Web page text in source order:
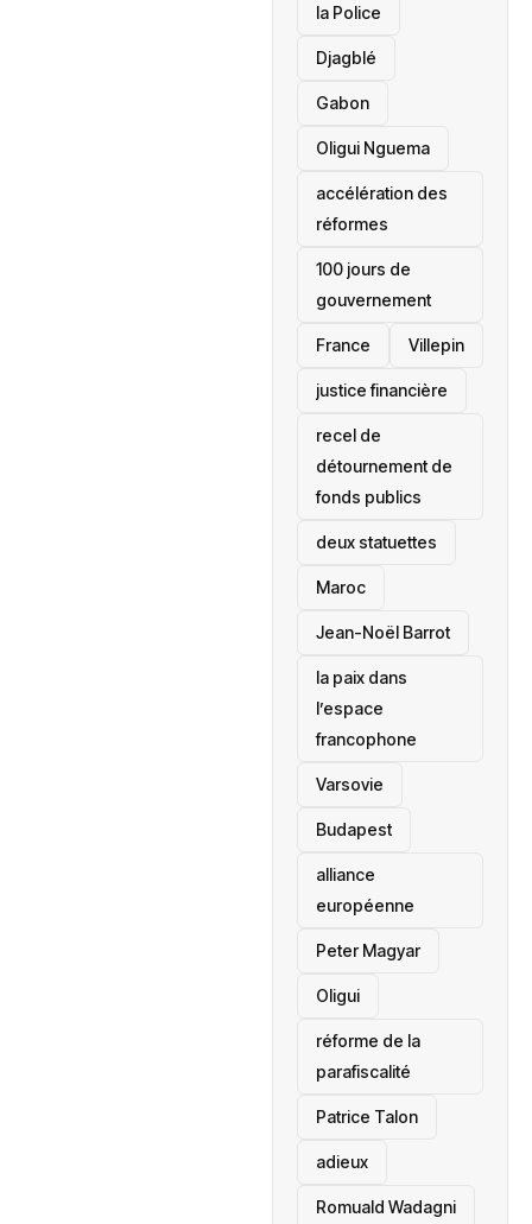
la Police
Djagblé
Gabon
Oligui Nguema
accélération des
réformes
100 jours de
gouvernement
France Villepin
justice financière
recel de
détournement de
fonds publics
deux statuettes
Maroc
Jean-Noël Barrot
la paix dans
l’espace
francophone
‎Varsovie
Budapest
alliance
européenne
Peter Magyar
Oligui
réforme de la
parafiscalité
Patrice Talon
adieux
Romuald Wadagni